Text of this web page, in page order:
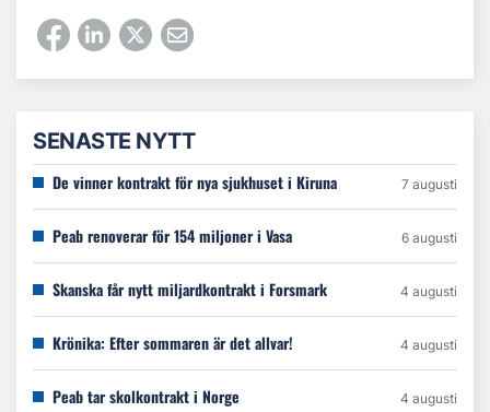
SENASTE NYTT
De vinner kontrakt för nya sjukhuset i Kiruna 7 augusti
Peab renoverar för 154 miljoner i Vasa 6 augusti
Skanska får nytt miljardkontrakt i Forsmark 4 augusti
Krönika: Efter sommaren är det allvar! 4 augusti
Peab tar skolkontrakt i Norge 4 augusti